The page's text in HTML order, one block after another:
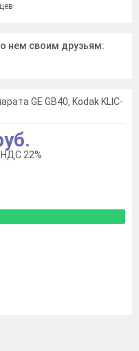
нем своим друзьям:
GE GB40, Kodak KLIC-
22%